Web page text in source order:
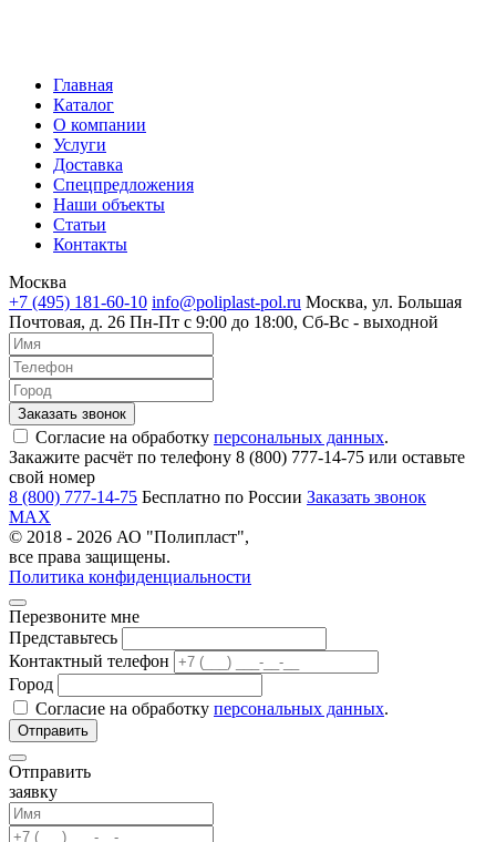
Главная
Каталог
О компании
Услуги
Доставка
Спецпредложения
Наши объекты
Статьи
Контакты
Москва
+7 (495) 181-60-10 info@poliplast-pol.ru Москва, ул. Большая
Почтовая, д. 26 Пн-Пт c 9:00 до 18:00, Сб-Вс - выходной
Согласие на обработку персональных данных.
Закажите расчёт по телефону 8 (800) 777-14-75 или оставьте
свой номер
8 (800) 777-14-75 Бесплатно по России Заказать звонок
MAX
© 2018 - 2026 АО "Полипласт",
все права защищены.
Политика конфиденциальности
Перезвоните мне
Представьтесь
Контактный телефон
Город
Согласие на обработку персональных данных.
Отправить
заявку